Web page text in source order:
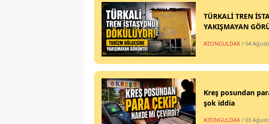
TÜRKALİ TREN
YAKIŞMAYAN
#ZONGULDAK / 04
Kreş posundan
şok iddia
#ZONGULDAK / 03